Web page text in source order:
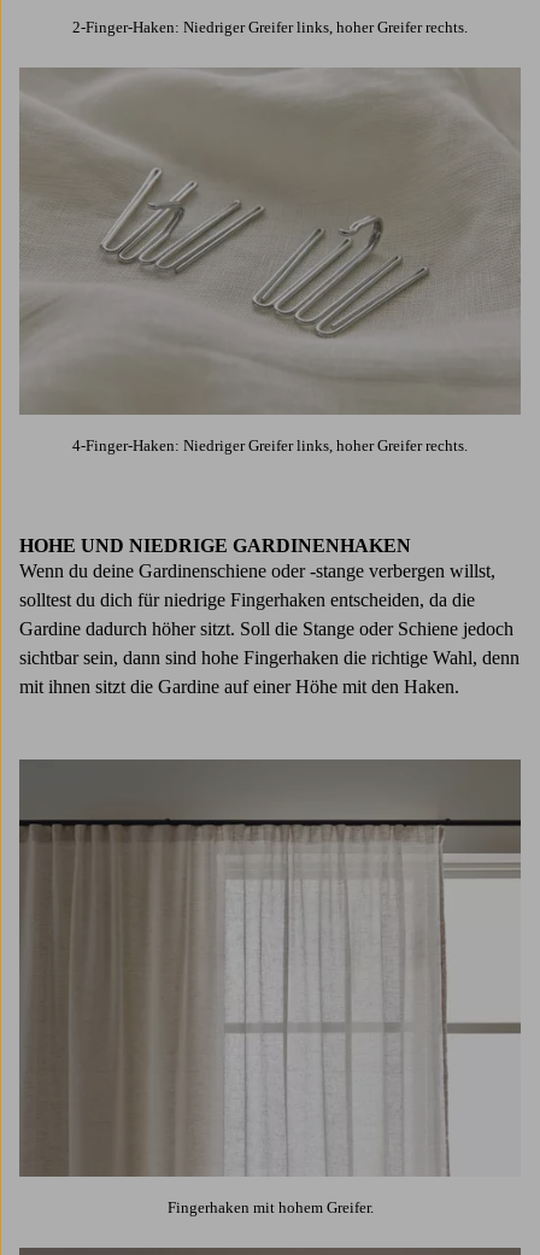
2-Finger-Haken: Niedriger Greifer links, hoher Greifer rechts.
4-Finger-Haken: Niedriger Greifer links, hoher Greifer rechts.
HOHE UND NIEDRIGE GARDINENHAKEN
Wenn du deine Gardinenschiene oder -stange verbergen willst,
solltest du dich für niedrige Fingerhaken entscheiden, da die
Gardine dadurch höher sitzt. Soll die Stange oder Schiene jedoch
sichtbar sein, dann sind hohe Fingerhaken die richtige Wahl, denn
mit ihnen sitzt die Gardine auf einer Höhe mit den Haken.
Fingerhaken mit hohem Greifer.